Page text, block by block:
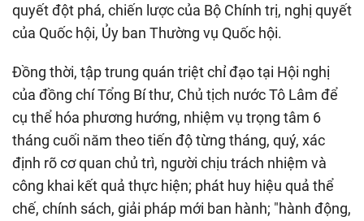
quyết đột phá, chiến lược của Bộ Chính trị, nghị quyết
của Quốc hội, Ủy ban Thường vụ Quốc hội.
Đồng thời, tập trung quán triệt chỉ đạo tại Hội nghị
của đồng chí Tổng Bí thư, Chủ tịch nước Tô Lâm để
cụ thể hóa phương hướng, nhiệm vụ trọng tâm 6
tháng cuối năm theo tiến độ từng tháng, quý, xác
định rõ cơ quan chủ trì, người chịu trách nhiệm và
công khai kết quả thực hiện; phát huy hiệu quả thể
chế, chính sách, giải pháp mới ban hành; "hành động,